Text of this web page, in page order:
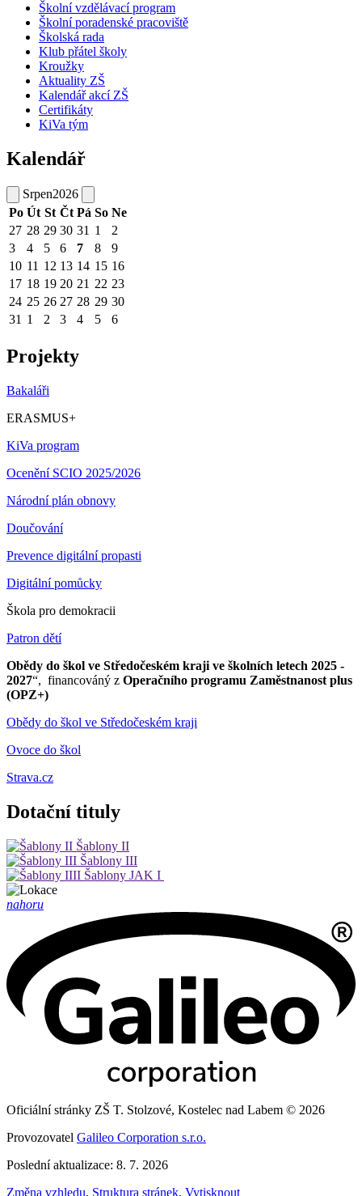
Školní vzdělávací program
Školní poradenské pracoviště
Školská rada
Klub přátel školy
Kroužky
Aktuality ZŠ
Kalendář akcí ZŠ
Certifikáty
KiVa tým
Kalendář
Srpen2026
Po Út St Čt Pá So Ne
27 28 29 30 31 1
2
3
4 5 6 7 8
9
10 11 12 13 14 15 16
17 18 19 20 21 22 23
24 25 26 27 28 29 30
31 1 2 3 4 5 6
Projekty
Bakaláři
ERASMUS+
KiVa program
Ocenění SCIO 2025/2026
Národní plán obnovy
Doučování
Prevence digitální propasti
Digitální pomůcky
Škola pro demokracii
Patron dětí
Obědy do škol ve Středočeském kraji ve školních letech 2025 -
2027“, financováný z Operačního programu Zaměstnanost plus
(OPZ+)
Obědy do škol ve Středočeském kraji
Ovoce do škol
Strava.cz
Dotační tituly
Šablony II
Šablony III
Šablony JAK I
nahoru
Oficiální stránky ZŠ T. Stolzové, Kostelec nad Labem © 2026
Provozovatel Galileo Corporation s.r.o.
Poslední aktualizace: 8. 7. 2026
Změna vzhledu, Struktura stránek, Vytisknout